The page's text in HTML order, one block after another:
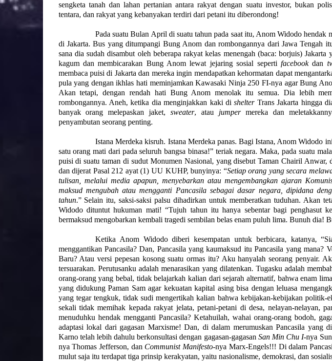
sengketa tanah dan lahan pertanian antara rakyat dengan suatu investor, bukan
tentara, dan rakyat yang kebanyakan terdiri dari petani itu diberondong!
Pada suatu Bulan April di suatu tahun pada saat itu, Anom Widodo hendak
di Jakarta. Bus yang ditumpangi Bung Anom dan rombongannya dari Jawa Tengah
sana dia sudah disambut oleh beberapa rakyat kelas menengah (baca: borjuis) Jakarta
kagum dan membicarakan Bung Anom lewat jejaring sosial seperti facebookdan
membaca puisi di Jakarta dan mereka ingin mendapatkan kehormatan dapat
pula yang dengan ikhlas hati meminjamkan Kawasaki Ninja 250 FI-nya agar Bung
Akan tetapi, dengan rendah hati Bung Anom menolak itu semua. Dia lebih
rombongannya. Aneh, ketika dia menginjakkan kaki dishelterTrans Jakarta hingga
banyak orang melepaskan jaket,sweater, atau jumpermereka dan
penyambutan seorang penting.
Istana Merdeka kisruh. Istana Merdeka panas. Bagi Istana, Anom Widodo
satu orang mati dari pada seluruh bangsa binasa!” teriak negara. Maka, pada suatu
puisi di suatu taman di sudut Monumen Nasional, yang disebut Taman Chairil Anwar,
dan dijerat Pasal 212 ayat (1) UU KUHP, bunyinya: “Setiap orang yang secara
tulisan, melalui media apapun, menyebarkan atau mengembangkan ajaran
maksud mengubah atau mengganti Pancasila sebagai dasar negara, dipidana
tahun.” Selain itu, saksi-saksi palsu dihadirkan untuk memberatkan tuduhan. Akan
Widodo dituntut hukuman mati! “Tujuh tahun itu hanya sebentar bagi penghasut
bermaksud mengobarkan kembali tragedi sembilan belas enam puluh lima. Bunuh dia!
Ketika Anom Widodo diberi kesempatan untuk berbicara, katanya,
menggantikan Pancasila? Dan, Pancasila yang kaumaksud itu Pancasila yang mana?
Baru? Atau versi pepesan kosong suatu ormas itu? Aku hanyalah seorang penyair.
tersuarakan. Perutusanku adalah menarasikan yang dilatenkan. Tugasku adalah
orang-orang yang bebal, tidak belajarkah kalian dari sejarah alternatif, bahwa enam
yang didukung Paman Sam agar kekuatan kapital asing bisa dengan leluasa
yang tegar tengkuk, tidak sudi mengertikah kalian bahwa kebijakan-kebijakan politik-
sekali tidak memihak kepada rakyat jelata, petani-petani di desa, nelayan-nelayan,
menuduhku hendak mengganti Pancasila? Ketahuilah, wahai orang-orang bodoh,
adaptasi lokal dari gagasan Marxisme! Dan, di dalam merumuskan Pancasila yang
Karno telah lebih dahulu berkonsultasi dengan gagasan-gagasan San Min Chu I-nya
nya Thomas Jefferson, dan Communist Manifesto-nya Marx-Engels!!! Di dalam
mulut saja itu terdapat tiga prinsip kerakyatan, yaitu nasionalisme, demokrasi, dan